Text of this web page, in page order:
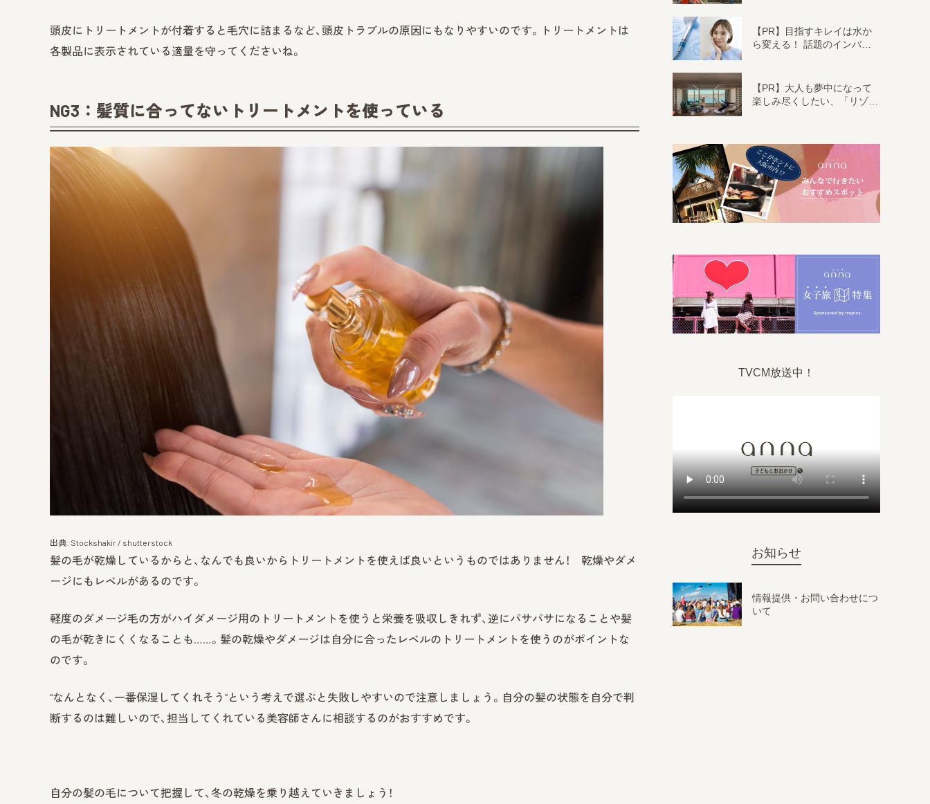
頭皮にトリートメントが付着すると毛穴に詰まるなど、頭皮トラブルの原因にもなりやすいのです。トリートメントは
各製品に表示されている適量を守ってくださいね。
NG3：髪質に合ってないトリートメントを使っている
出典: Stockshakir / shutterstock
髪の毛が乾燥しているからと、なんでも良いからトリートメントを使えば良いというものではありません！ 乾燥やダメ
ージにもレベルがあるのです。
軽度のダメージ毛の方がハイダメージ用のトリートメントを使うと栄養を吸収しきれず、逆にパサパサになることや髪
の毛が乾きにくくなることも……。髪の乾燥やダメージは自分に合ったレベルのトリートメントを使うのがポイントな
のです。
“なんとなく、一番保湿してくれそう”という考えで選ぶと失敗しやすいので注意しましょう。自分の髪の状態を自分で判
断するのは難しいので、担当してくれている美容師さんに相談するのがおすすめです。
自分の髪の毛について把握して、冬の乾燥を乗り越えていきましょう！
【PR】目指すキレイは水か
ら変える！ 話題のインバ…
【PR】大人も夢中になって
楽しみ尽くしたい、「リゾ…
TVCM放送中！
お知らせ
情報提供・お問い合わせにつ
いて